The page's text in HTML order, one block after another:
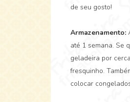
de seu gosto!
Armazenamento:
até 1 semana. Se
geladeira por
fresquinho.
colocar